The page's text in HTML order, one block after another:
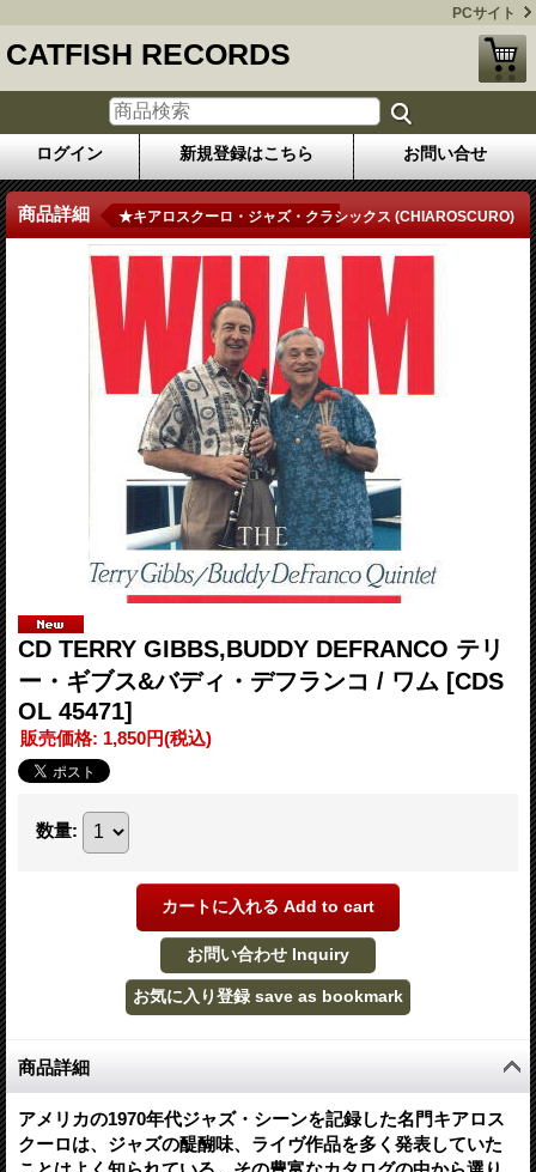
PCサイト
CATFISH RECORDS
ログイン 新規登録はこちら お問い合せ
商品詳細 ★キアロスクーロ・ジャズ・クラシックス (CHIAROSCURO)
CD TERRY GIBBS,BUDDY DEFRANCO テリ
ー・ギブス&バディ・デフランコ / ワム [CDS
OL 45471]
販売価格: 1,850円(税込)
数量:
商品詳細
アメリカの1970年代ジャズ・シーンを記録した名門キアロス
クーロは、ジャズの醍醐味、ライヴ作品を多く発表していた